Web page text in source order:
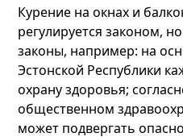
Курение на окнах и
регулируется законом,
законы, например: на
Эстонской Республики
охрану здоровья;
общественном
может подвергать